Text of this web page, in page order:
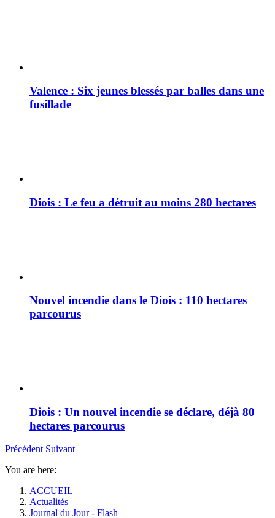
Valence : Six jeunes blessés par balles dans une
fusillade
Diois : Le feu a détruit au moins 280 hectares
Nouvel incendie dans le Diois : 110 hectares
parcourus
Diois : Un nouvel incendie se déclare, déjà 80
hectares parcourus
Précédent Suivant
You are here:
ACCUEIL
Actualités
Journal du Jour - Flash